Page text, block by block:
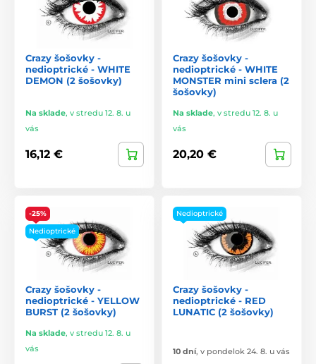
Crazy šošovky -
nedioptrické - WHITE
DEMON (2 šošovky)
Na sklade, v stredu 12. 8. u
vás
16,12 €
Crazy šošovky -
nedioptrické - WHITE
MONSTER mini sclera (2
šošovky)
Na sklade, v stredu 12. 8. u
vás
20,20 €
-25%
Nedioptrické
Crazy šošovky -
nedioptrické - YELLOW
BURST (2 šošovky)
Na sklade, v stredu 12. 8. u
vás
Nedioptrické
Crazy šošovky -
nedioptrické - RED
LUNATIC (2 šošovky)
10 dní, v pondelok 24. 8. u vás